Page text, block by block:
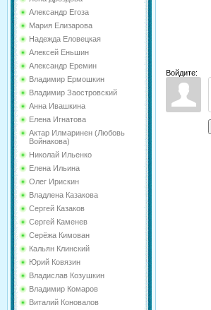
Александр Егоза
Мария Елизарова
Надежда Еловецкая
Алексей Еньшин
Александр Еремин
Владимир Ермошкин
Владимир Заостровский
Анна Ивашкина
Елена Игнатова
Актар Илмаринен (Любовь
Войнакова)
Николай Ильенко
Елена Ильина
Олег Ирискин
Владлена Казакова
Сергей Казаков
Сергей Каменев
Серёжа Кимован
Кальян Клинский
Юрий Ковязин
Владислав Козушкин
Владимир Комаров
Виталий Коновалов
Войдите: